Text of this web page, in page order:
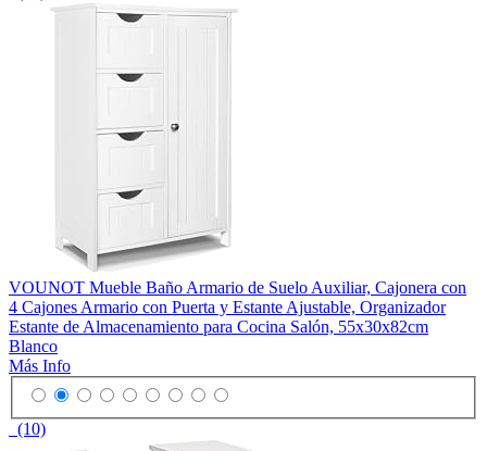
VOUNOT Mueble Baño Armario de Suelo Auxiliar, Cajonera con
4 Cajones Armario con Puerta y Estante Ajustable, Organizador
Estante de Almacenamiento para Cocina Salón, 55x30x82cm
Blanco
Más Info
(10)